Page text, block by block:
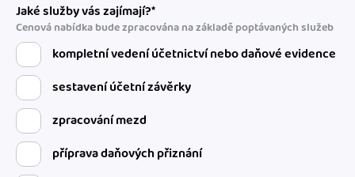
Jaké služby vás zajímají?*
Cenová nabídka bude zpracována na základě poptávaných služeb
kompletní vedení účetnictví nebo daňové evidence
sestavení účetní závěrky
zpracování mezd
příprava daňových přiznání